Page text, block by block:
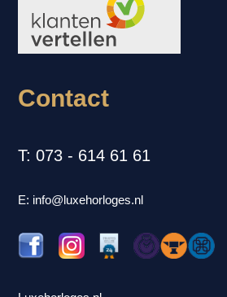
Contact
T: 073 - 614 61 61
E: info@luxehorloges.nl